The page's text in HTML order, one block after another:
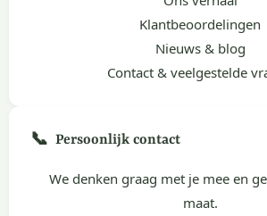
Klantbeoordelingen
Nieuws & blog
Contact & veelgestelde
📞 Persoonlijk contact
We denken graag met je mee en
maat.